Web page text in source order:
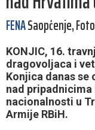
FENASaopćenje,
KONJIC, 16.
dragovoljaca i
Konjica danas se
nad
nacionalnosti u
Armije RBiH.